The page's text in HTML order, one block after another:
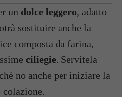
un dolce leggero, adatto
sostituire anche la
composta da farina,
ciliegie. Servitela
no anche per iniziare la
colazione.